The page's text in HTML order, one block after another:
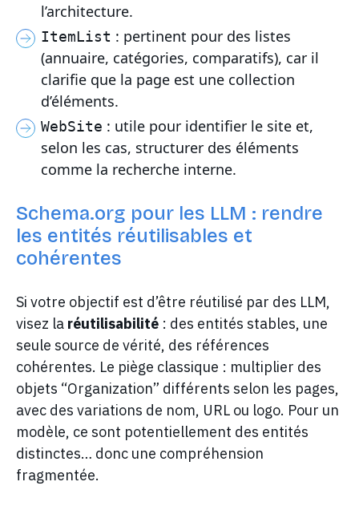
l’architecture.
ItemList : pertinent pour des listes
(annuaire, catégories, comparatifs), car il
clarifie que la page est une collection
d’éléments.
WebSite : utile pour identifier le site et,
selon les cas, structurer des éléments
comme la recherche interne.
Schema.org pour les LLM : rendre
les entités réutilisables et
cohérentes
Si votre objectif est d’être réutilisé par des LLM,
visez la réutilisabilité: des entités stables, une
seule source de vérité, des références
cohérentes. Le piège classique : multiplier des
objets “Organization” différents selon les pages,
avec des variations de nom, URL ou logo. Pour un
modèle, ce sont potentiellement des entités
distinctes… donc une compréhension
fragmentée.